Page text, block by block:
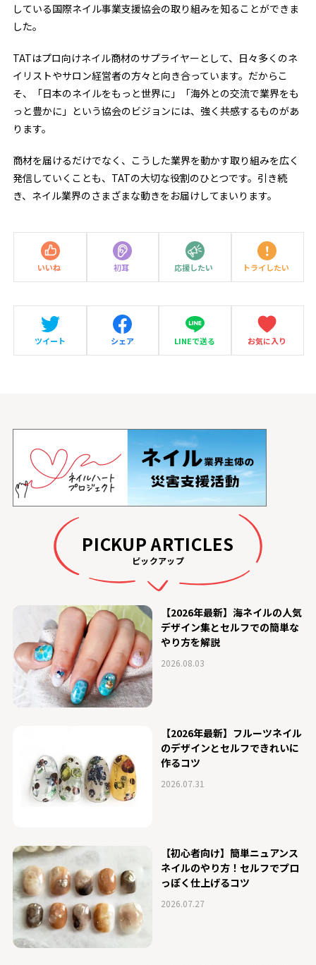
している国際ネイル事業支援協会の取り組みを知ることができま
した。
TATはプロ向けネイル商材のサプライヤーとして、日々多くのネ
イリストやサロン経営者の方々と向き合っています。だからこ
そ、「日本のネイルをもっと世界に」「海外との交流で業界をも
っと豊かに」という協会のビジョンには、強く共感するものがあ
ります。
商材を届けるだけでなく、こうした業界を動かす取り組みを広く
発信していくことも、TATの大切な役割のひとつです。引き続
き、ネイル業界のさまざまな動きをお届けしてまいります。
いいね 初耳 応援したい トライしたい
ツイート シェア LINEで送る お気に入り
PICKUP ARTICLES
ピックアップ
【2026年最新】海ネイルの人気
デザイン集とセルフでの簡単な
やり方を解説
2026.08.03
【2026年最新】フルーツネイル
のデザインとセルフできれいに
作るコツ
2026.07.31
【初心者向け】簡単ニュアンス
ネイルのやり方！セルフでプロ
っぽく仕上げるコツ
2026.07.27